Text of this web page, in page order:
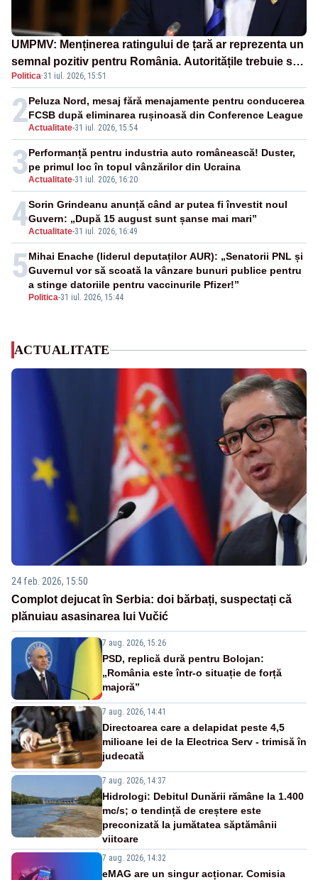
UMPMV: Menținerea ratingului de țară ar reprezenta un
semnal pozitiv pentru România. Autoritățile trebuie să
continue consolidarea stabilității economice și
financiare
Politica·31 iul. 2026, 15:51
2Actualitate-31 iul. 2026, 15:54
Peluza Nord, mesaj fără menajamente pentru conducerea
FCSB după eliminarea rușinoasă din Conference League
3Actualitate-31 iul. 2026, 16:20
Performanță pentru industria auto românească! Duster,
pe primul loc în topul vânzărilor din Ucraina
4Actualitate-31 iul. 2026, 16:49
Sorin Grindeanu anunță când ar putea fi învestit noul
Guvern: „După 15 august sunt șanse mai mari”
5
Politica-31 iul. 2026, 15:44
Mihai Enache (liderul deputaților AUR): „Senatorii PNL și
Guvernul vor să scoată la vânzare bunuri publice pentru
a stinge datoriile pentru vaccinurile Pfizer!”
ACTUALITATE
24 feb. 2026, 15:50
Complot dejucat în Serbia: doi bărbați, suspectați că
plănuiau asasinarea lui Vučić
7 aug. 2026, 15:26
PSD, replică dură pentru Bolojan:
„România este într-o situație de forță
majoră”
7 aug. 2026, 14:41
Directoarea care a delapidat peste 4,5
milioane lei de la Electrica Serv - trimisă în
judecată
7 aug. 2026, 14:37
Hidrologi: Debitul Dunării rămâne la 1.400
mc/s; o tendință de creștere este
preconizată la jumătatea săptămânii
viitoare
7 aug. 2026, 14:32
eMAG are un singur acționar. Comisia